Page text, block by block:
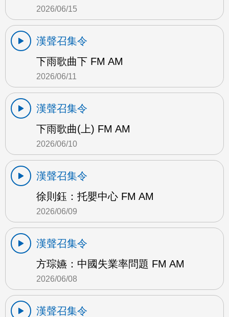
2026/06/15
漢聲召集令
下雨歌曲下 FM AM
2026/06/11
漢聲召集令
下雨歌曲(上) FM AM
2026/06/10
漢聲召集令
徐則鈺：托嬰中心 FM AM
2026/06/09
漢聲召集令
方琮嬿：中國失業率問題 FM AM
2026/06/08
漢聲召集令